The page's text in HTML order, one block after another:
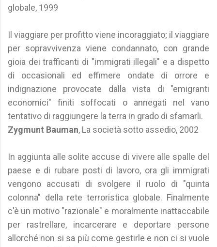
globale, 1999
Il viaggiare per profitto viene incoraggiato; il viaggiare
per sopravvivenza viene condannato, con grande
gioia dei trafficanti di "immigrati illegali" e a dispetto
di occasionali ed effimere ondate di orrore e
indignazione provocate dalla vista di "emigranti
economici" finiti soffocati o annegati nel vano
tentativo di raggiungere la terra in grado di sfamarli.
Zygmunt Bauman, La società sotto assedio, 2002
In aggiunta alle solite accuse di vivere alle spalle del
paese e di rubare posti di lavoro, ora gli immigrati
vengono accusati di svolgere il ruolo di "quinta
colonna" della rete terroristica globale. Finalmente
c'è un motivo "razionale" e moralmente inattaccabile
per rastrellare, incarcerare e deportare persone
allorché non si sa più come gestirle e non ci si vuole